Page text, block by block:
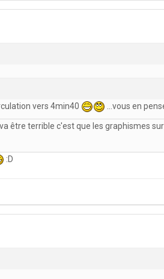
vers 4min40 ...vous en
être terrible c'est que les graphismes
:D